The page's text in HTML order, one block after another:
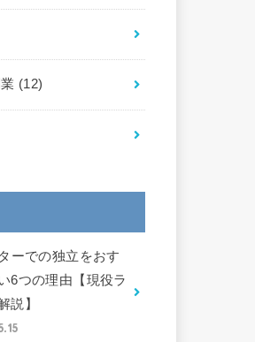
(12)
ーでの独立をおす
6つの理由【現役ラ
説】